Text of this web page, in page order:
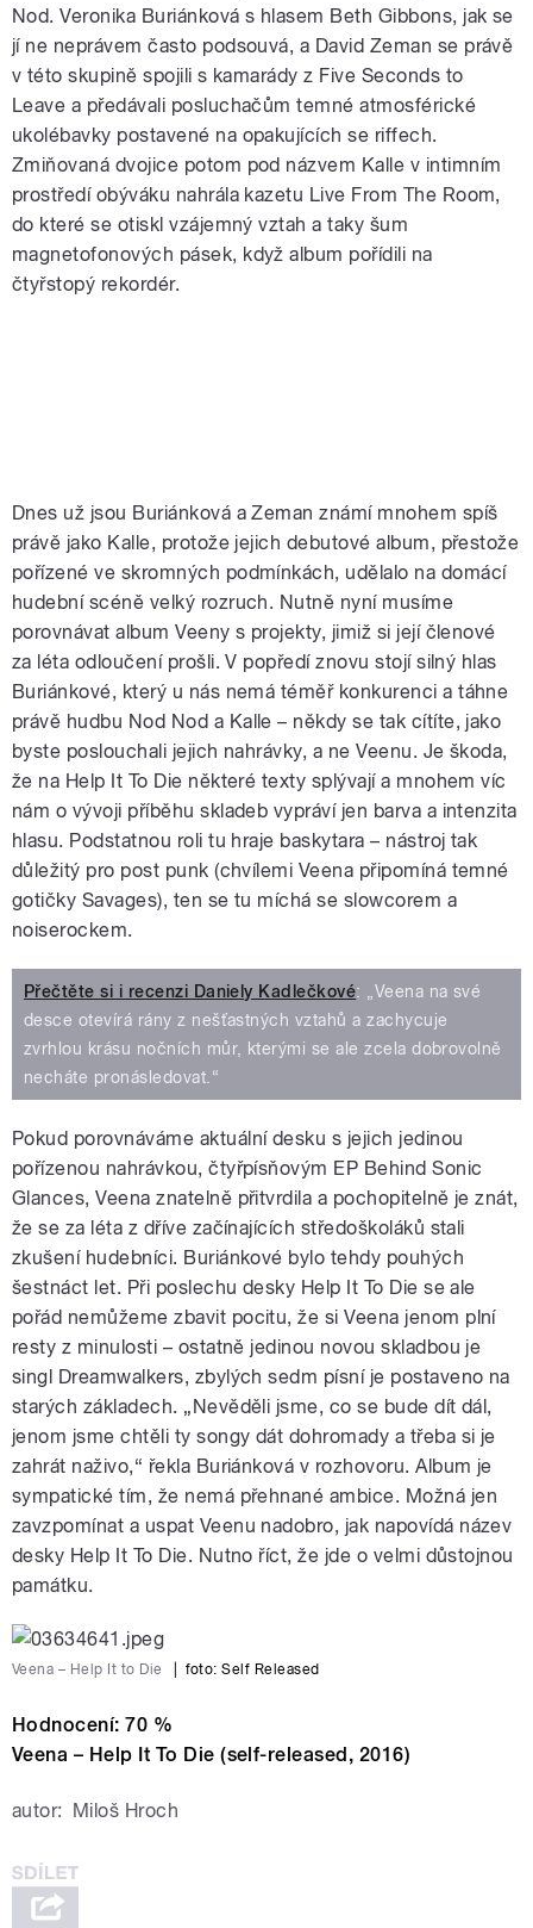
Nod. Veronika Buriánková s hlasem Beth Gibbons, jak se
jí ne neprávem často podsouvá, a David Zeman se právě
v této skupině spojili s kamarády z Five Seconds to
Leave a předávali posluchačům temné atmosférické
ukolébavky postavené na opakujících se riffech.
Zmiňovaná dvojice potom pod názvem Kalle v intimním
prostředí obýváku nahrála kazetu Live From The Room,
do které se otiskl vzájemný vztah a taky šum
magnetofonových pásek, když album pořídili na
čtyřstopý rekordér.
Dnes už jsou Buriánková a Zeman známí mnohem spíš
právě jako Kalle, protože jejich debutové album, přestože
pořízené ve skromných podmínkách, udělalo na domácí
hudební scéně velký rozruch. Nutně nyní musíme
porovnávat album Veeny s projekty, jimiž si její členové
za léta odloučení prošli. V popředí znovu stojí silný hlas
Buriánkové, který u nás nemá téměř konkurenci a táhne
právě hudbu Nod Nod a Kalle – někdy se tak cítíte, jako
byste poslouchali jejich nahrávky, a ne Veenu. Je škoda,
že na Help It To Die některé texty splývají a mnohem víc
nám o vývoji příběhu skladeb vypráví jen barva a intenzita
hlasu. Podstatnou roli tu hraje baskytara – nástroj tak
důležitý pro post punk (chvílemi Veena připomíná temné
gotičky Savages), ten se tu míchá se slowcorem a
noiserockem.
Přečtěte si i recenzi Daniely Kadlečkové: „Veena na své
desce otevírá rány z nešťastných vztahů a zachycuje
zvrhlou krásu nočních můr, kterými se ale zcela dobrovolně
necháte pronásledovat.“
Pokud porovnáváme aktuální desku s jejich jedinou
pořízenou nahrávkou, čtyřpísňovým EP Behind Sonic
Glances, Veena znatelně přitvrdila a pochopitelně je znát,
že se za léta z dříve začínajících středoškoláků stali
zkušení hudebníci. Buriánkové bylo tehdy pouhých
šestnáct let. Při poslechu desky Help It To Die se ale
pořád nemůžeme zbavit pocitu, že si Veena jenom plní
resty z minulosti – ostatně jedinou novou skladbou je
singl Dreamwalkers, zbylých sedm písní je postaveno na
starých základech. „Nevěděli jsme, co se bude dít dál,
jenom jsme chtěli ty songy dát dohromady a třeba si je
zahrát naživo,“ řekla Buriánková v rozhovoru. Album je
sympatické tím, že nemá přehnané ambice. Možná jen
zavzpomínat a uspat Veenu nadobro, jak napovídá název
desky Help It To Die. Nutno říct, že jde o velmi důstojnou
památku.
Veena – Help It to Die foto: Self Released
Hodnocení: 70 %
Veena – Help It To Die (self-released, 2016)
autor: Miloš Hroch